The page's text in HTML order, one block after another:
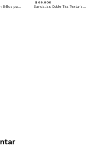
Tenis Deportivas con Brillos para mujer
$ 69.900
Sandalias Doble Tira Texturizada